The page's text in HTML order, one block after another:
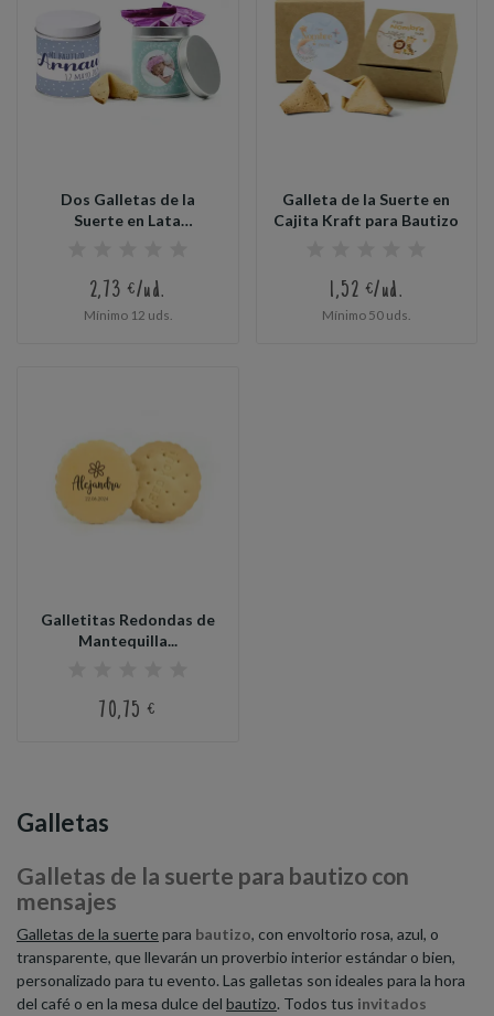
Dos Galletas de la
Suerte en Lata
2,73 €/ud.
Mínimo 12 uds.
Galleta de la Suerte en
Cajita Kraft para Bautizo
1,52 €/ud.
Mínimo 50 uds.
Galletitas Redondas de
Mantequilla...
70,75 €
Galletas
Galletas de la suerte para bautizo con
mensajes
Galletas de la suertepara bautizo, con envoltorio rosa, azul, o
transparente, que llevarán un proverbio interior estándar o bien,
personalizado para tu evento. Las galletas son ideales para la hora
del café o en la mesa dulce del bautizo. Todos tus invitados